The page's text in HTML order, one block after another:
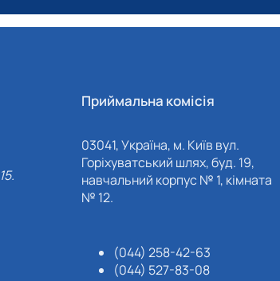
Приймальна комісія
03041, Україна, м. Київ вул.
Горіхуватський шлях, буд. 19,
навчальний корпус № 1, кімната
№ 12.
(044) 258-42-63
(044) 527-83-08